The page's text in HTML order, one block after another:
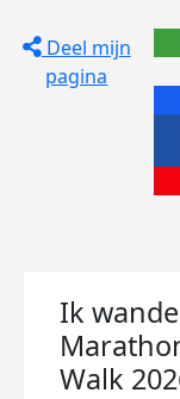
Deel mijn
pagina
Ik
Walk